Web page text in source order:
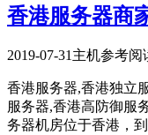
香港服务器商
2019-07-31主机参考阅
香港服务器,香港独立
服务器,香港高防御服
务器机房位于香港，